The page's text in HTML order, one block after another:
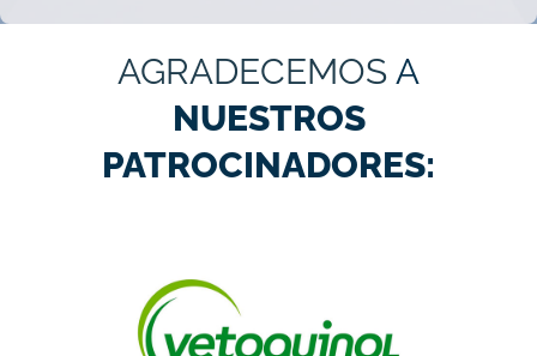
AGRADECEMOS A
NUESTROS
PATROCINADORES: